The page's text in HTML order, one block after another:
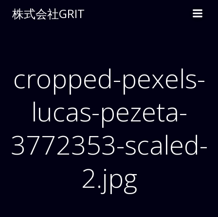
ス
キ
プ
株式会社GRIT
cropped-pexels-
lucas-pezeta-
3772353-scaled-
2.jpg